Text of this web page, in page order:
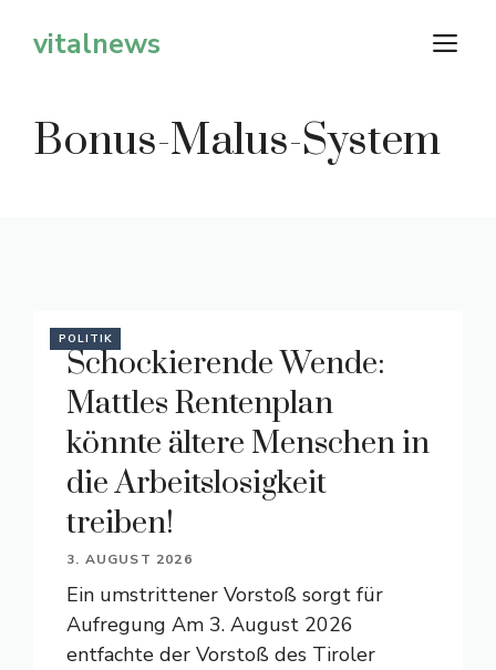
Inhaltvitalnews
Bonus-Malus-System
POLITIK
Schockierende Wende:
Mattles Rentenplan
könnte ältere Menschen in
die Arbeitslosigkeit
treiben!
3. AUGUST 2026
Ein umstrittener Vorstoß sorgt für
Aufregung Am 3. August 2026
entfachte der Vorstoß des Tiroler